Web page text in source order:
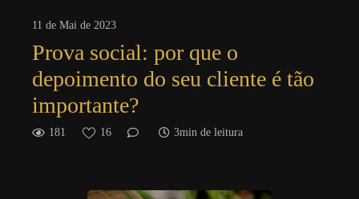
11 de Mai de 2023
Prova social: por que o
depoimento do seu cliente é tão
importante?
181 16 3min de leitura